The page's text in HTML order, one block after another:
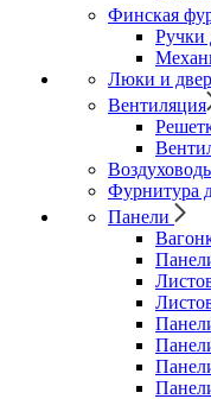
Финская
Ручки
Люки и
Вентиляция
Фурнитура
Панели